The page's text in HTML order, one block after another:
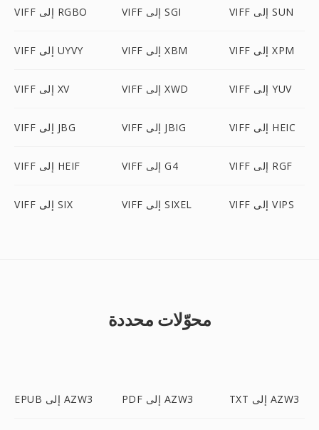
VIFF إلى RGBO VIFF إلى SGI VIFF إلى SUN
VIFF إلى UYVY VIFF إلى XBM VIFF إلى XPM
VIFF إلى XV VIFF إلى XWD VIFF إلى YUV
VIFF إلى JBG VIFF إلى JBIG VIFF إلى HEIC
VIFF إلى HEIF VIFF إلى G4 VIFF إلى RGF
VIFF إلى SIX VIFF إلى SIXEL VIFF إلى VIPS
محوّلات محددة
EPUB إلى AZW3 PDF إلى AZW3 TXT إلى AZW3